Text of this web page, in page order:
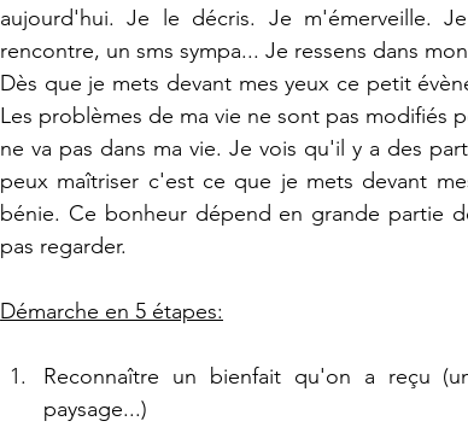
aujourd'hui. Je le décris. Je m'émerveille.
Dès que je mets devant mes yeux ce petit
Les problèmes de ma vie ne sont pas modifiés
ne va pas dans ma vie. Je vois qu'il y a des
peux maîtriser c'est ce que je mets devant
bénie. Ce bonheur dépend en grande partie
pas regarder.
Démarche en 5 étapes:
Reconnaître un bienfait qu'on a reçu
paysage...)